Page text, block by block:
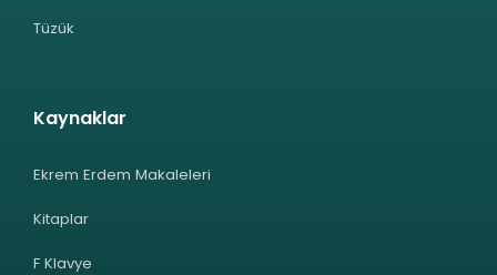
Tüzük
Kaynaklar
Ekrem Erdem Makaleleri
Kitaplar
F Klavye